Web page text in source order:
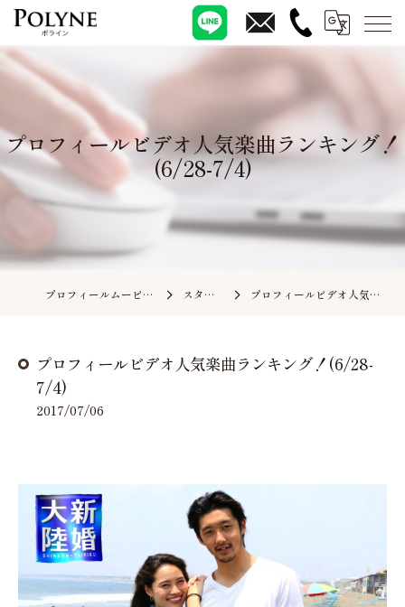
プロフィールビデオ人気楽曲ランキング！
(6/28-7/4)
プロフィールムービーの依頼ならポライン スタッフブログ プロフィールビデオ人気楽曲ランキング！(6/28-7/4)
プロフィールビデオ人気楽曲ランキング！(6/28-
7/4)
2017/07/06